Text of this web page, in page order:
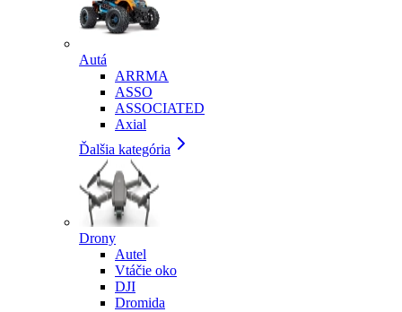
Autá
ARRMA
ASSO
ASSOCIATED
Axial
Ďalšia kategória
Drony
Autel
Vtáčie oko
DJI
Dromida